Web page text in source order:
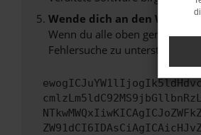
Wende dich an den
Wenn du alle oben genannten
Fehlersuche zu unterstützen: